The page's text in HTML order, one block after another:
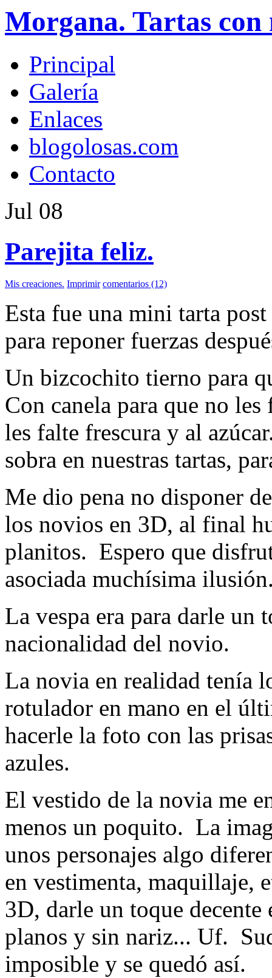
Morgana. Tartas con
Principal
Galería
Enlaces
blogolosas.com
Contacto
Jul 08
Parejita feliz.
Mis creaciones. Imprimir comentarios (12)
Esta fue una mini tarta
para reponer fuerzas
Un bizcochito tierno para
Con canela para que no
les falte frescura y al
sobra en nuestras tartas,
Me dio pena no disponer
los novios en 3D, al final
planitos. Espero que
asociada muchísima
La vespa era para darle un
nacionalidad del novio.
La novia en realidad tenía
rotulador en mano en el
hacerle la foto con las
azules.
El vestido de la novia me
menos un poquito. La
unos personajes algo
en vestimenta, maquillaje,
3D, darle un toque decente
planos y sin nariz... Uf.
imposible y se quedó así.